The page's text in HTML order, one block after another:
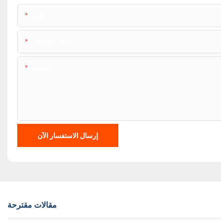
إرسال الاستفسار الآن
مقالات مقترحة